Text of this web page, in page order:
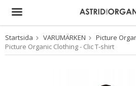
Produkten har blivit tillagd i
Startsida VARUMÄRKEN
Picture
Picture Organic Clothing - Clic T-shirt